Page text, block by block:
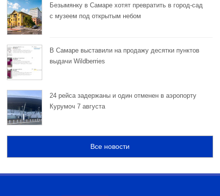
Безымянку в Самаре хотят превратить в город-сад
с музеем под открытым небом
В Самаре выставили на продажу десятки пунктов
выдачи Wildberries
24 рейса задержаны и один отменен в аэропорту
Курумоч 7 августа
Все новости